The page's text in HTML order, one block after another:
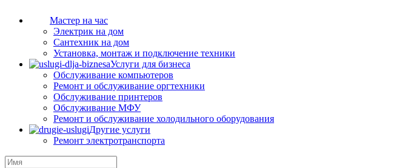
Мастер на час
Электрик на дом
Сантехник на дом
Установка, монтаж и подключение техники
Услуги для бизнеса
Обслуживание компьютеров
Ремонт и обслуживание оргтехники
Обслуживание принтеров
Обслуживание МФУ
Ремонт и обслуживание холодильного оборудования
Другие услуги
Ремонт электротранспорта